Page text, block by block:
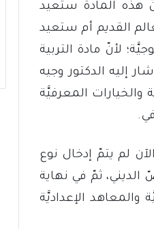
أنّ هذه المادة ستعيد
القديم أم ستعيد
لأنّ مادة التربية
إليه الدكتور وجيه
والخيارات المعرفيَّة
لم يتمّ إدخال نوع
الديني، ثمّ في نهاية
والمعاهد الإعداديَّة